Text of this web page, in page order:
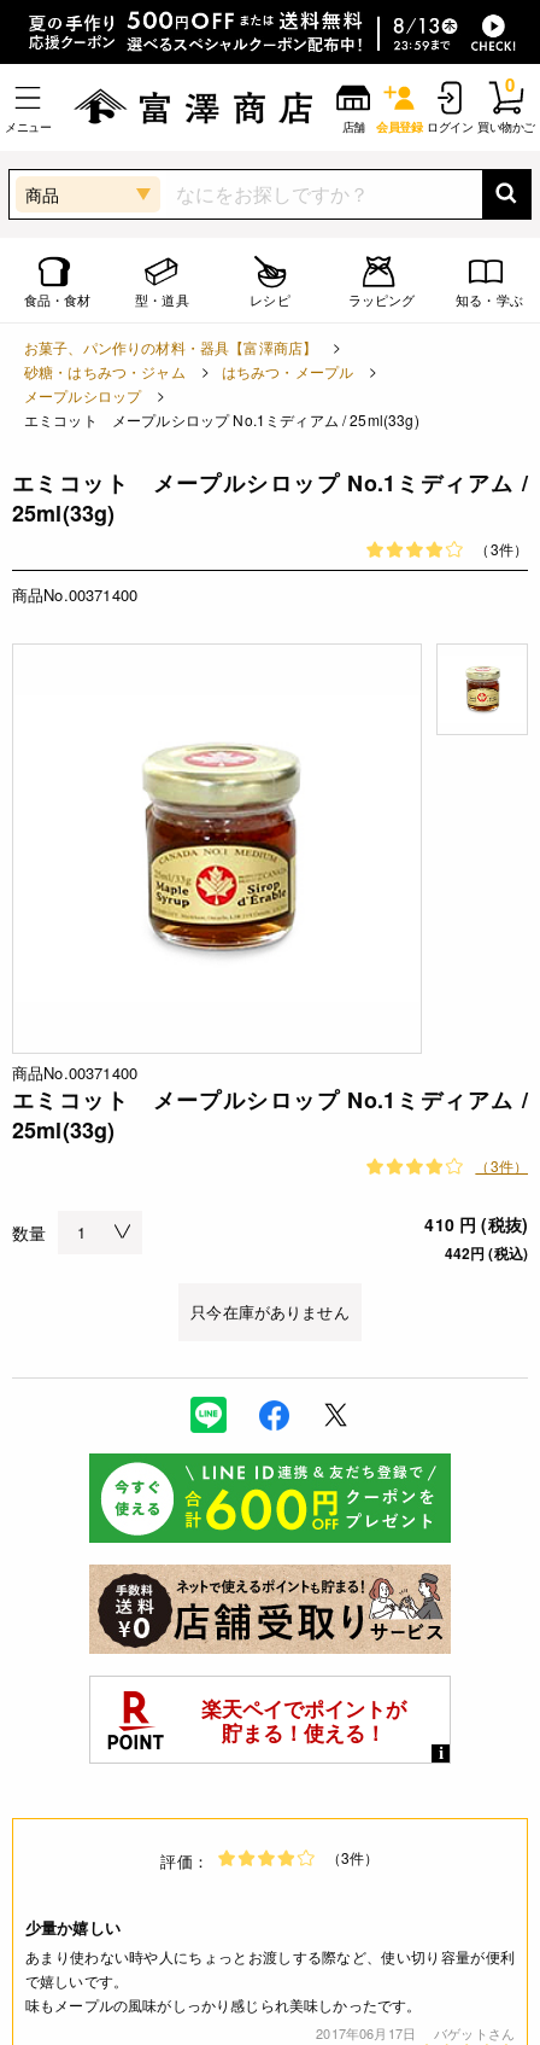
メニュー 店舗 会員登録 ログイン 買い物かご
0
商品
食品・食材 型・道具 レシピ ラッピング 知る・学ぶ
お菓子、パン作りの材料・器具【富澤商店】
砂糖・はちみつ・ジャム
はちみつ・メープル
メープルシロップ
エミコット メープルシロップ No.1ミディアム / 25ml(33g)
エミコット メープルシロップ No.1ミディアム /
25ml(33g)
（3件）
商品No.00371400
商品No.00371400
エミコット メープルシロップ No.1ミディアム /
25ml(33g)
（3件）
数量 410 円 (税抜)
442円 (税込)
只今在庫がありません
評価： （3件）
少量か嬉しい
あまり使わない時や人にちょっとお渡しする際など、使い切り容量が便利
で嬉しいです。
味もメープルの風味がしっかり感じられ美味しかったです。
2017年06月17日 バゲットさん